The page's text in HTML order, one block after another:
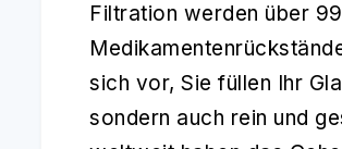
Filtration werden über
sich vor, Sie füllen Ihr
sondern auch rein und